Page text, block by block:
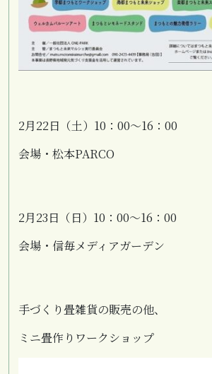
2月22日（土）10：00～16：00
会場・松本PARCO
2月23日（日）10：00～16：00
会場・信毎メディアガーデン
手づくり畳雑貨の販売の他、
ミニ畳作りワークショップ